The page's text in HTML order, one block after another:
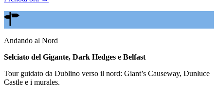
Andando al Nord
Selciato del Gigante, Dark Hedges e Belfast
Tour guidato da Dublino verso il nord: Giant’s Causeway, Dunluce
Castle e i murales.